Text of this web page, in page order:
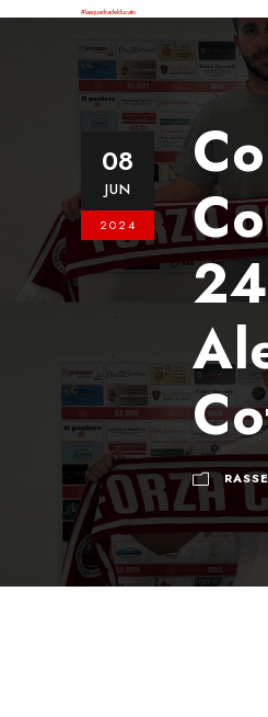
#lasquadradelducato
08
JUN
2024